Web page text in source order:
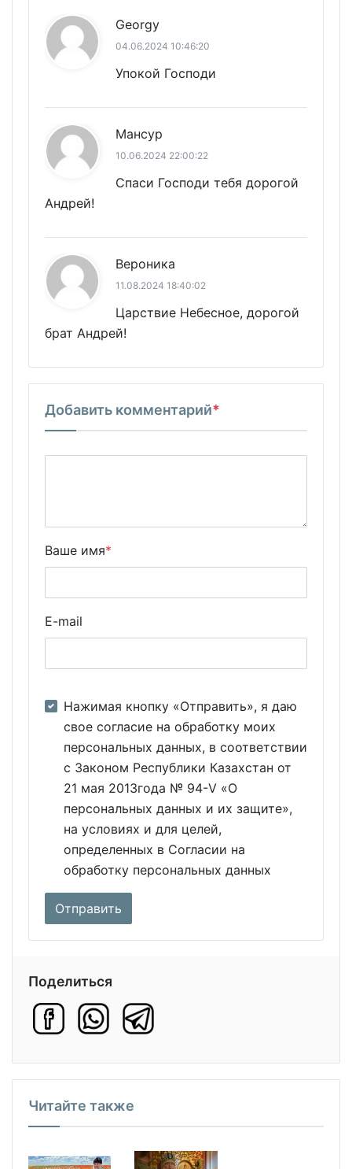
Georgy
04.06.2024 10:46:20
Упокой Господи
Мансур
10.06.2024 22:00:22
Спаси Господи тебя дорогой
Андрей!
Вероника
11.08.2024 18:40:02
Царствие Небесное, дорогой
брат Андрей!
Добавить комментарий*
Ваше имя*
E-mail
Нажимая кнопку «Отправить», я даю
свое согласие на обработку моих
персональных данных, в соответствии
с Законом Республики Казахстан от
21 мая 2013года № 94-V «О
персональных данных и их защите»,
на условиях и для целей,
определенных в Согласии на
обработку персональных данных
Поделиться
Читайте также